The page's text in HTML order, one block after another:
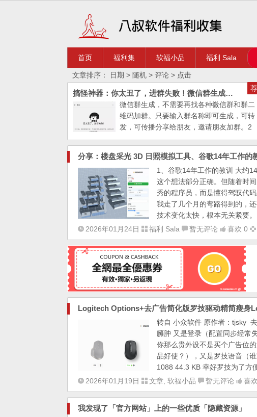
首页 福利集 软福小品 福利 Sala
文章排序： 日期 > 随机 > 评论 > 点击
荐
搞怪神器：你太丑了，进群失败！微信群生成，无需搜群二维码加群。2024最新代码黑科技加群
微信群生成，不需要再找各种微信群和群二
维码加群。只要输入群名称即可生成，可转
发，可传播分享给朋友，邀请朋友加群。2
024黑科技，最新纯代码实现创建群和加
乐！(愚人节...
分享：楼盘采光 3D 日照模拟工具、谷歌14年工作的
1、谷歌14年工作的教训 大约
这个想法部分正确。但随着时
秀的程序员，而是懂得驾驭代
我走了几个月的弯路得到的，
技术变化太快，根本无关紧要
2026年01月24日
福利 Sala 暂无评论 喜欢 0
Logitech Options+去广告简化版罗技驱动精简瘦身
转自 小众软件 原作者：tjsky
臃肿 又是登录（配置同步经常
你那么贵外设不是买个广告位
品好使？），又是罗技语音（
1088 44.3 KB 幸好罗技为了方
2026年01月19日
文章, 软福小品 暂无评论 喜
我发现了「官方网站」上的一些优质「隐藏资源」